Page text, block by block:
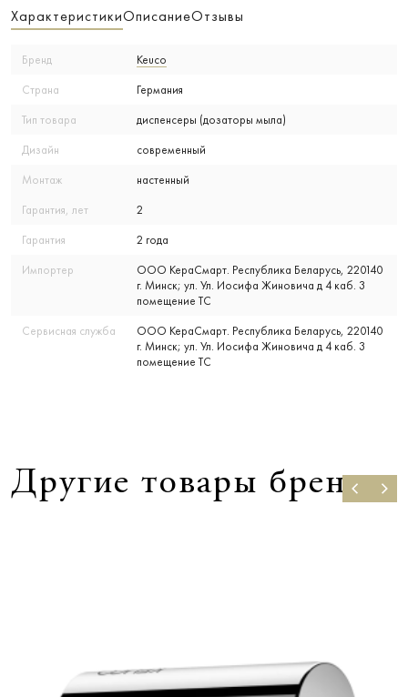
ХарактеристикиОписаниеОтзывы
Бренд Keuco
Страна Германия
Тип товара диспенсеры (дозаторы мыла)
Дизайн современный
Монтаж настенный
Гарантия, лет 2
Гарантия 2 года
Импортер
ООО КераСмарт. Республика Беларусь, 220140
г. Минск; ул. Ул. Иосифа Жиновича д 4 каб. 3
помещение ТС
Сервисная служба
ООО КераСмарт. Республика Беларусь, 220140
г. Минск; ул. Ул. Иосифа Жиновича д 4 каб. 3
помещение ТС
Другие товары бренда